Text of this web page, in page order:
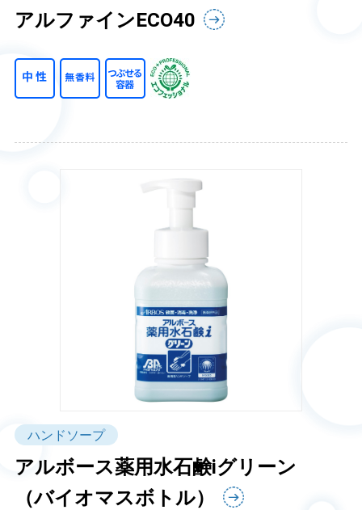
アルファインECO40
ハンドソープ
アルボース薬用水石鹸iグリーン
（バイオマスボトル）